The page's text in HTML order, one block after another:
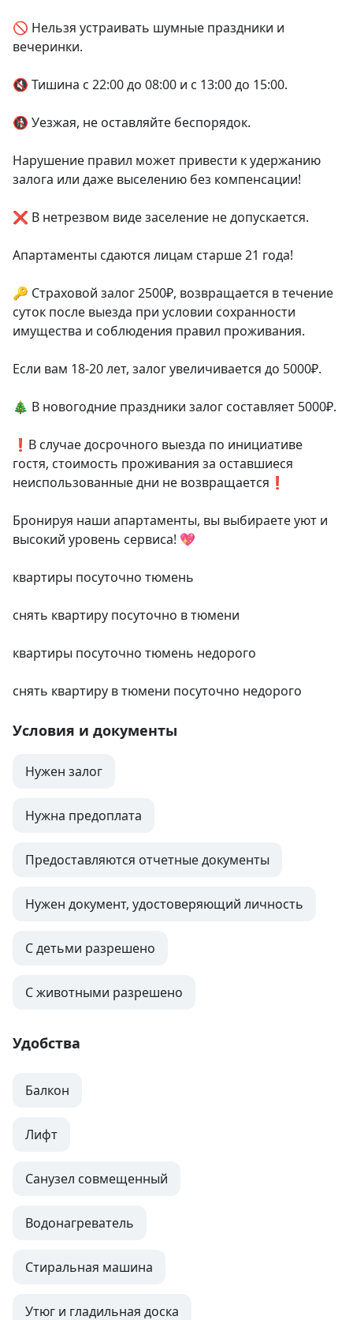
🚫 Нельзя устраивать шумные праздники и
вечеринки.
🔇 Тишина с 22:00 до 08:00 и с 13:00 до 15:00.
🚯 Уезжая, не оставляйте беспорядок.
Нарушение правил может привести к удержанию
залога или даже выселению без компенсации!
❌ В нетрезвом виде заселение не допускается.
Апартаменты сдаются лицам старше 21 года!
🔑 Страховой залог 2500₽, возвращается в течение
суток после выезда при условии сохранности
имущества и соблюдения правил проживания.
Если вам 18-20 лет, залог увеличивается до 5000₽.
🎄 В новогодние праздники залог составляет 5000₽.
❗️В случае досрочного выезда по инициативе
гостя, стоимость проживания за оставшиеся
неиспользованные дни не возвращается❗️
Бронируя наши апартаменты, вы выбираете уют и
высокий уровень сервиса! 💖
квартиры посуточно тюмень
снять квартиру посуточно в тюмени
квартиры посуточно тюмень недорого
снять квартиру в тюмени посуточно недорого
Условия и документы
Нужен залог
Нужна предоплата
Предоставляются отчетные документы
Нужен документ, удостоверяющий личность
С детьми разрешено
С животными разрешено
Удобства
Балкон
Лифт
Санузел совмещенный
Водонагреватель
Стиральная машина
Утюг и гладильная доска